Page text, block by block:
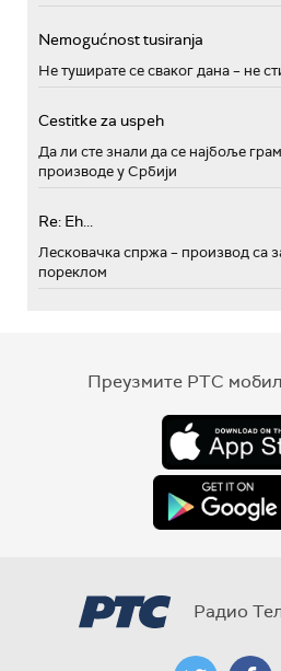
Nemogućnost tusiranja
Не туширате се сваког дана – не
Cestitke za uspeh
Да ли сте знали да се најбоље
производе у Србији
Re: Eh...
Лесковачка спржа – производ са
пореклом
Преузмите РТС
Радио